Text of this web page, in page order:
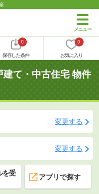
0
保存した条件
0
お気に入り
て・中古住宅 物件
変更する
変更する
を受
アプリで探す